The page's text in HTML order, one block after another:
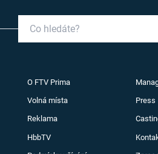
O FTV Prima
Volná místa Press
Reklama
HbbTV